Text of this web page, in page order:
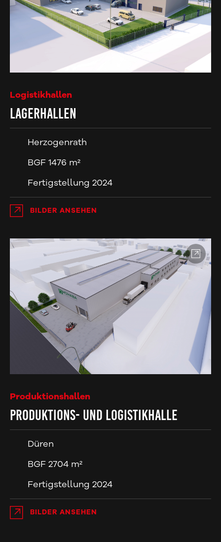
Logistikhallen
Lagerhallen
Herzogenrath
BGF 1476 m²
Fertigstellung 2024
BILDER ANSEHEN
Produktionshallen
Produktions- und Logistikhalle
Düren
BGF 2704 m²
Fertigstellung 2024
BILDER ANSEHEN